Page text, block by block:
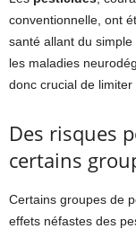
conventionnelle, ont
santé allant du
les maladies
donc crucial de
Des risques
certains
Certains groupes de
effets néfastes des